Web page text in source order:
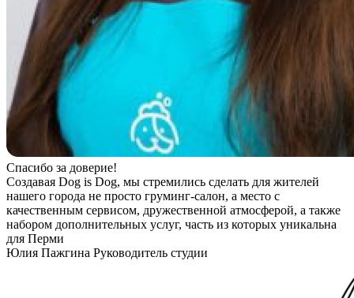
Спасибо за доверие!
Создавая Dog is Dog, мы стремились сделать для жителей
нашего города не просто груминг-салон, а место с
качественным сервисом, дружественной атмосферой, а также
набором дополнительных услуг, часть из которых уникальна
для Перми
Юлия Пажгина Руководитель студии